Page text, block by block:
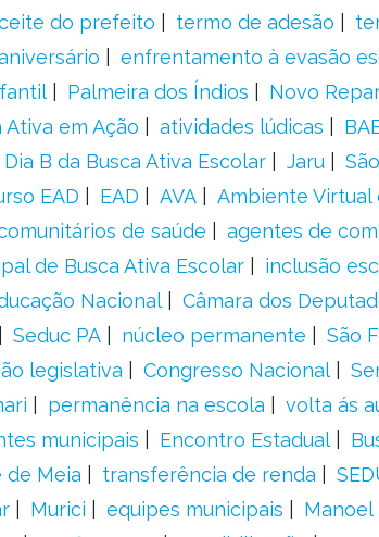
do prefeito termo de adesão
enfrentamento à evasão
Palmeira dos Índios Novo
Ativa em Ação atividades lúdicas
Dia B da Busca Ativa Escolar Jaru
EAD EAD AVA Ambiente Virtual
de saúde agentes de
de Busca Ativa Escolar inclusão
Nacional
Câmara dos
Seduc PA núcleo permanente São
legislativa Congresso Nacional
permanência na escola volta ás
municipais Encontro Estadual
de Meia transferência de renda
Murici equipes municipais Manoel